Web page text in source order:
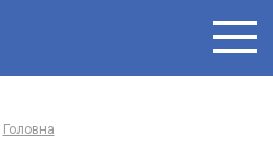
Головна